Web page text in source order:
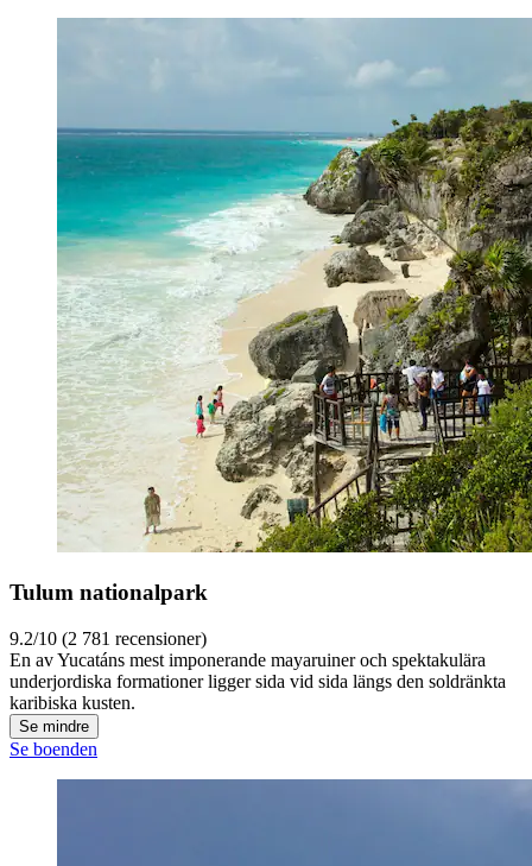
Tulum nationalpark
9.2/10 (2 781 recensioner)
En av Yucatáns mest imponerande mayaruiner och spektakulära
underjordiska formationer ligger sida vid sida längs den soldränkta
karibiska kusten.
Se mindre
Se boenden